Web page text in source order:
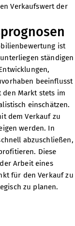
Verkaufswert der
ist
ständigen
beeinflusst
Markt stets im
einschätzen.
dem Verkauf zu
werden. In
abzuschließen,
Diese
Arbeit eines
für den Verkauf zu
zu planen.